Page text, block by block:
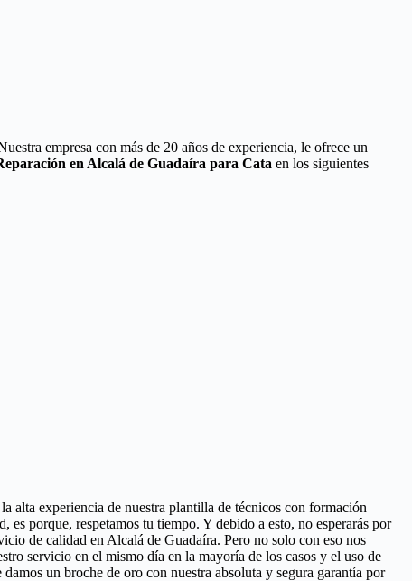
empresa con más de 20 años de experiencia, le ofrece un
en Alcalá de Guadaíra para Cata en los siguientes
alta experiencia de nuestra plantilla de técnicos con formación
porque, respetamos tu tiempo. Y debido a esto, no esperarás por
de calidad en Alcalá de Guadaíra. Pero no solo con eso nos
servicio en el mismo día en la mayoría de los casos y el uso de
un broche de oro con nuestra absoluta y segura garantía por